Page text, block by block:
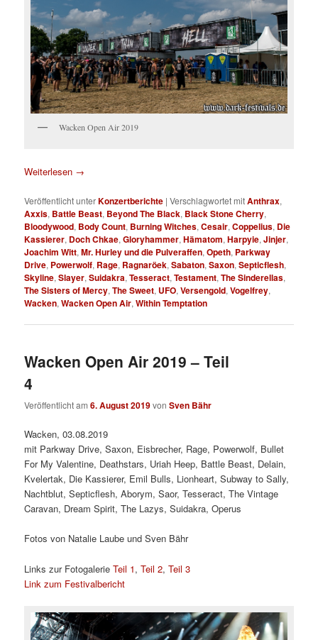
Wacken Open Air 2019
Weiterlesen →
Veröffentlicht unterKonzertberichte |Verschlagwortet mitAnthrax,
Axxis, Battle Beast, Beyond The Black, Black Stone Cherry,
Bloodywood, Body Count, Burning Witches,Cesair,Coppelius, Die
Kassierer, Doch Chkae,Gloryhammer,Hämatom,Harpyie,Jinjer,
Joachim Witt,Mr. Hurley und die Pulveraffen,Opeth, Parkway
Drive, Powerwolf, Rage, Ragnaröek,Sabaton,Saxon,Septicflesh,
Skyline,Slayer,Suidakra,Tesseract,Testament,The Sinderellas,
The Sisters of Mercy,The Sweet, UFO,Versengold,Vogelfrey,
Wacken,Wacken Open Air,Within Temptation
Wacken Open Air 2019 – Teil
4
Veröffentlicht am6. August 2019vonSven Bähr
Wacken, 03.08.2019
mit Parkway Drive, Saxon, Eisbrecher, Rage, Powerwolf, Bullet
For My Valentine, Deathstars, Uriah Heep, Battle Beast, Delain,
Kvelertak, Die Kassierer, Emil Bulls, Lionheart, Subway to Sally,
Nachtblut, Septicflesh, Aborym, Saor, Tesseract, The Vintage
Caravan, Dream Spirit, The Lazys, Suidakra, Operus
Fotos von Natalie Laube und Sven Bähr
Links zur FotogalerieTeil 1,Teil 2,Teil 3
Link zum Festivalbericht